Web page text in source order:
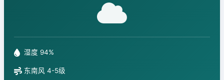
湿度 94%
东南风 4-5级